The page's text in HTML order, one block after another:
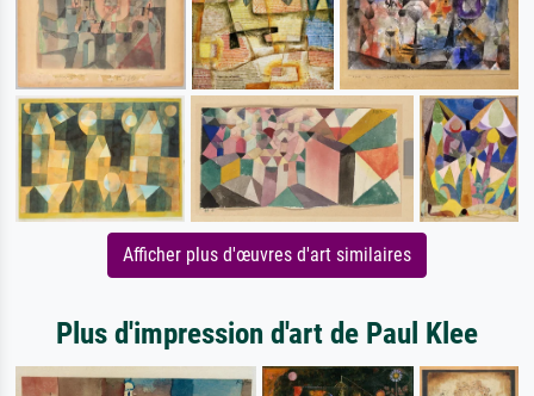
Afficher plus d'œuvres d'art similaires
Plus d'impression d'art de Paul Klee